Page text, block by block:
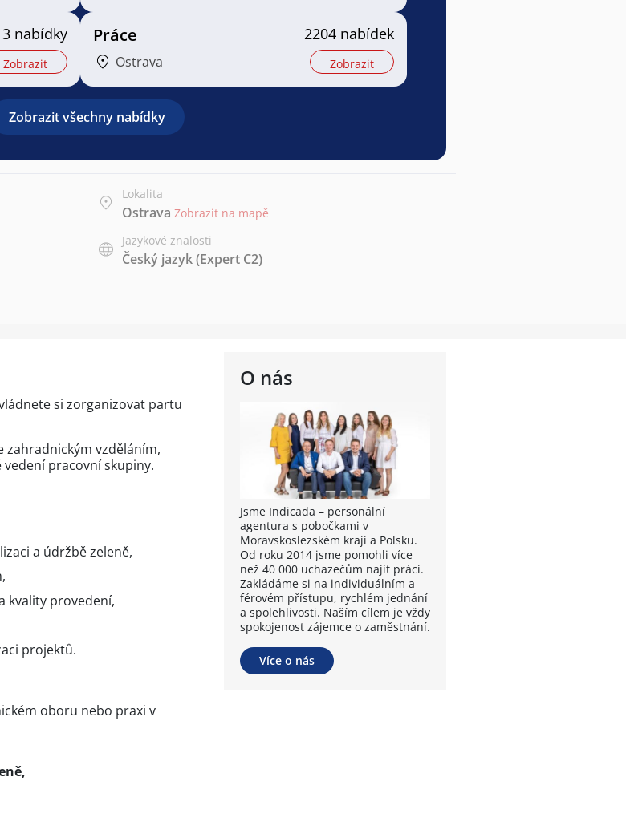
3 nabídky
Zobrazit
Práce
Ostrava
2204 nabídek
Zobrazit
Zobrazit všechny nabídky
Lokalita
Ostrava Zobrazit na mapě
Jazykové znalosti
Český jazyk(Expert C2)
O nás
Jsme Indicada – personální
agentura s pobočkami v
Moravskoslezském kraji a Polsku.
Od roku 2014 jsme pomohli více
než 40 000 uchazečům najít práci.
Zakládáme si na individuálním a
férovém přístupu, rychlém jednání
a spolehlivosti. Naším cílem je vždy
spokojenost zájemce o zaměstnání.
Více o nás
si zorganizovat partu
zahradnickým vzděláním,
pracovní skupiny.
a údržbě zeleně,
kvality provedení,
projektů.
oboru nebo praxi v